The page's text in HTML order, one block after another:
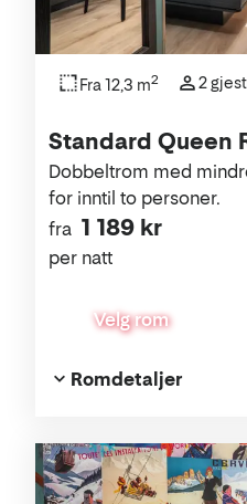
Standard Queen
fra 1 189 kr
per natt
Dobbeltrom med
for inntil to personer.
Velg rom
Fra 12,3 m2 2
Romdetaljer